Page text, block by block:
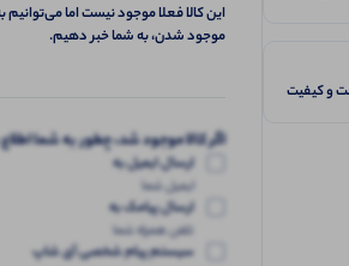
و کیفیت
این کالا فعلا موجود نیست اما
موجود شدن، به شما خبر دهیم.
اگر کالا موجود شد، چطور به شما
ارسال ایمیل به
ایمیل شما
ارسال پیامک به
تلفن همراه شما
سیستم پیام شخصی آی شاپ